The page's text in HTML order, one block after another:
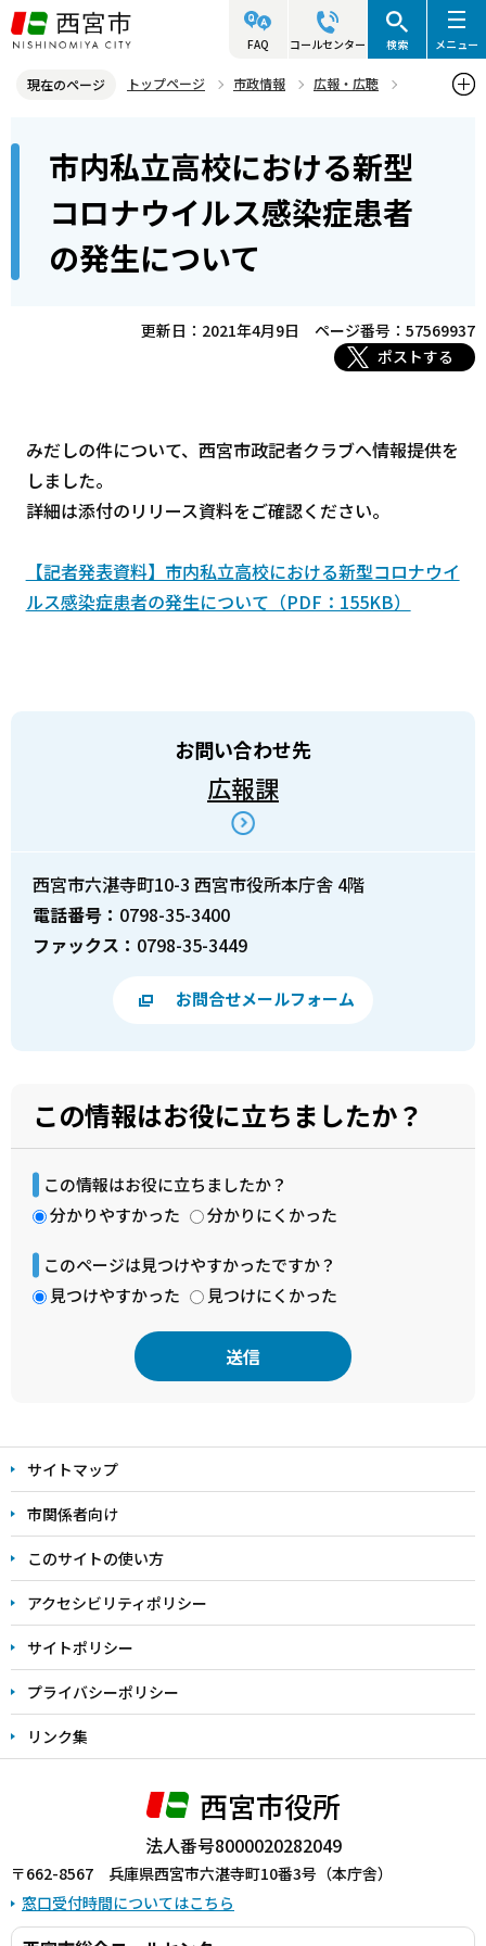
こ
の
ジ
す
FAQ コールセンター 検索 メニュー
現在のページ トップページ 市政情報
広報・広聴
市内私立高校における新型コロナウイルス感染症患者の発生について
ら
市内私立高校における新型
コロナウイルス感染症患者
の発生について
更新日：2021年4月9日
ページ番号：57569937
ポストする
みだしの件について、西宮市政記者クラブへ情報提供を
しました。
詳細は添付のリリース資料をご確認ください。
【記者発表資料】市内私立高校における新型コロナウイ
ルス感染症患者の発生について（PDF：155KB）
お問い合わせ先
広報課
西宮市六湛寺町10-3 西宮市役所本庁舎 4階
電話番号： 0798-35-3400
ファックス： 0798-35-3449
お問合せメールフォーム
この情報はお役に立ちましたか？
この情報はお役に立ちましたか？
分かりやすかった
分かりにくかった
このページは見つけやすかったですか？
見つけやすかった
見つけにくかった
文
こ
こ
ま
で
サイトマップ
市関係者向け
このサイトの使い方
アクセシビリティポリシー
サイトポリシー
プライバシーポリシー
リンク集
西宮市役所
法人番号8000020282049
〒662-8567 兵庫県西宮市六湛寺町10番3号（本庁舎）
窓口受付時間についてはこちら